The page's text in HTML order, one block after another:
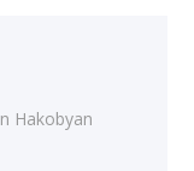
Hakobyan